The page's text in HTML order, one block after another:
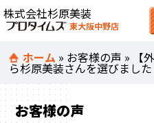
株式会社杉原美装
東大阪中野店
ホーム » お客様の声 » 【
ら杉原美装さんを選びました
お客様の声